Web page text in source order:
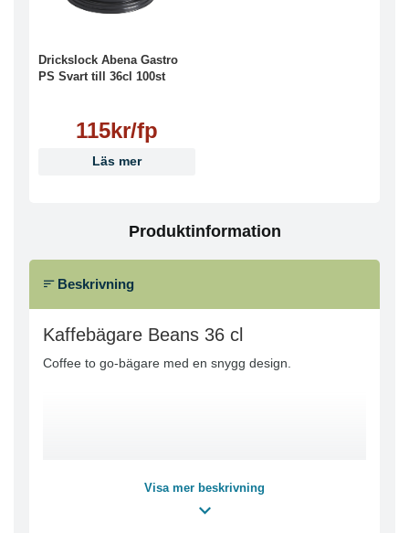
Drickslock Abena Gastro
PS Svart till 36cl 100st
115kr/fp
Läs mer
Produktinformation
Beskrivning
Kaffebägare Beans 36 cl
Coffee to go-bägare med en snygg design.
Visa mer beskrivning